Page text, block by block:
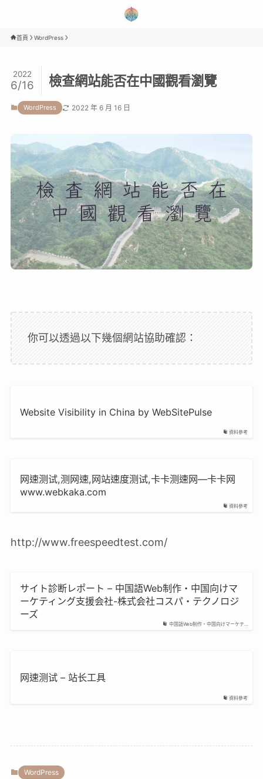
首頁 WordPress
檢查網站能否在中國觀看瀏覽
2022
6/16
WordPress 2022 年 6 月 16 日
你可以透過以下幾個網站協助確認：
資料參考
Website Visibility in China by WebSitePulse
資料參考
网速测试,测网速,网站速度测试,卡卡测速网—卡卡网
www.webkaka.com
http://www.freespeedtest.com/
中国語Web制作・中国向けマーケテ…
サイト診断レポート – 中国語Web制作・中国向けマ
ーケティング支援会社-株式会社コスパ・テクノロジ
ーズ
資料參考
网速测试 – 站长工具
WordPress